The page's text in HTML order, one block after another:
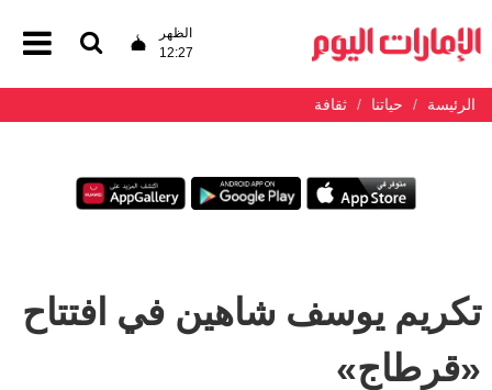
الظهر
12:27
الرئيسة حياتنا ثقافة
تكريم يوسف شاهين في افتتاح
«قرطاج»